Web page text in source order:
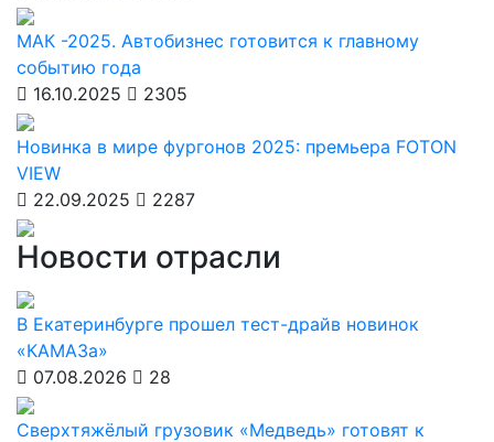
МАК -2025. Автобизнес готовится к главному
событию года
16.10.2025
2305
Новинка в мире фургонов 2025: премьера FOTON
VIEW
22.09.2025
2287
Новости отрасли
В Екатеринбурге прошел тест-драйв новинок
«КАМАЗа»
07.08.2026
28
Сверхтяжёлый грузовик «Медведь» готовят к